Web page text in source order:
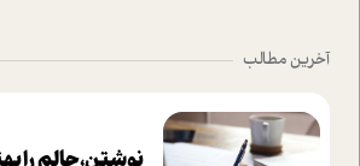
آخرین مطالب